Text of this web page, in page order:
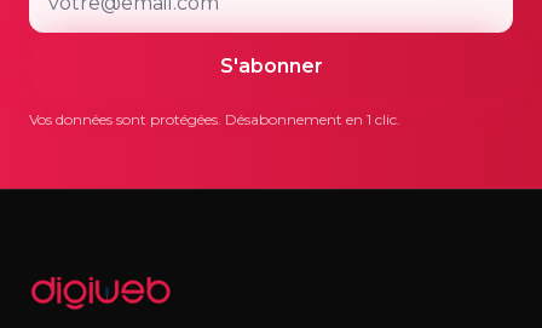
S'abonner
Vos données sont protégées. Désabonnement en 1 clic.